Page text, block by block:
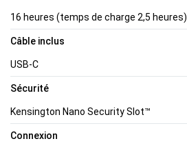
16 heures (temps de charge 2,5 heures)
Câble inclus
USB-C
Sécurité
Kensington Nano Security Slot™
Connexion